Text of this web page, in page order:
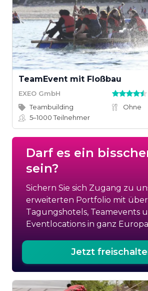
TeamEvent mit Floßbau
EXEO GmbH
Teambuilding
Ohne
5–1000Teilnehmer
Darf es ein
sein?
Sichern Sie sich Zugang zu
erweiterten Portfolio mit
Tagungshotels, Teamevents
Eventlocations in ganz
Jetzt